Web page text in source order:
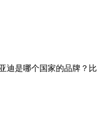
迪是哪个国家的品牌？比